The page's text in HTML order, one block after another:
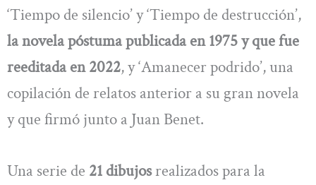
‘Tiempo de silencio’ y ‘Tiempo de destrucción’,
la novela póstuma publicada en 1975 y que fue
reeditada en 2022, y ‘Amanecer podrido’, una
copilación de relatos anterior a su gran novela
y que firmó junto a Juan Benet.
Una serie de 21 dibujosrealizados para la